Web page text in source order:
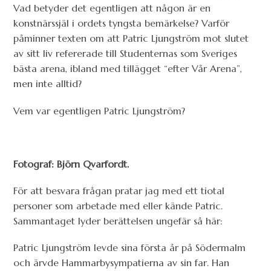
Vad betyder det egentligen att någon är en
konstnärssjäl i ordets tyngsta bemärkelse? Varför
påminner texten om att Patric Ljungström mot slutet
av sitt liv refererade till Studenternas som Sveriges
bästa arena, ibland med tillägget “efter Vår Arena”,
men inte alltid?
Vem var egentligen Patric Ljungström?
Fotograf: Björn Qvarfordt.
För att besvara frågan pratar jag med ett tiotal
personer som arbetade med eller kände Patric.
Sammantaget lyder berättelsen ungefär så här:
Patric Ljungström levde sina första år på Södermalm
och ärvde Hammarbysympatierna av sin far. Han